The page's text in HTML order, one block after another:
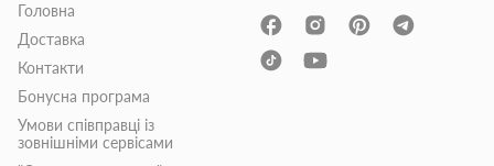
Головна
Доставка
Контакти
Бонусна програма
Умови співправці із
зовнішніми сервісами